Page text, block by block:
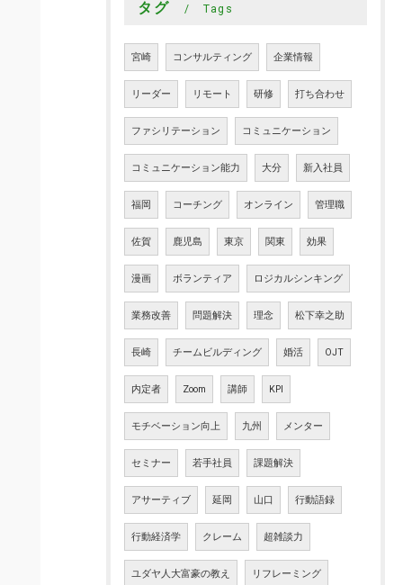
タグ Tags
宮崎 コンサルティング 企業情報
リーダー リモート 研修 打ち合わせ
ファシリテーション コミュニケーション
コミュニケーション能力 大分 新入社員
福岡 コーチング オンライン 管理職
佐賀 鹿児島 東京 関東 効果
漫画 ボランティア ロジカルシンキング
業務改善 問題解決 理念 松下幸之助
長崎 チームビルディング 婚活 OJT
内定者 Zoom 講師 KPI
モチベーション向上 九州 メンター
セミナー 若手社員 課題解決
アサーティブ 延岡 山口 行動語録
行動経済学 クレーム 超雑談力
ユダヤ人大富豪の教え リフレーミング